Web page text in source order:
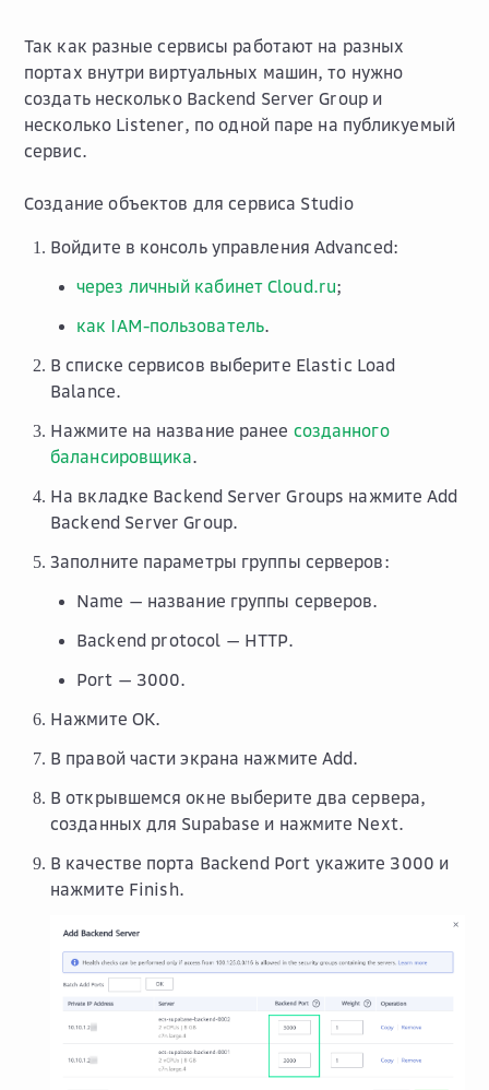
Так как разные сервисы работают на разных
портах внутри виртуальных машин, то нужно
создать несколько Backend Server Group и
несколько Listener, по одной паре на публикуемый
сервис.
Создание объектов для сервиса Studio
Войдите в консоль управления Advanced:
через личный кабинет Cloud.ru;
как IAM-пользователь.
В списке сервисов выберите Elastic Load
Balance.
Нажмите на название ранее созданного
балансировщика.
На вкладке Backend Server Groups нажмитеAdd
Backend Server Group.
Заполните параметры группы серверов:
Name — название группы серверов.
Backend protocol — HTTP.
Port — 3000.
Нажмите OK.
В правой части экрана нажмите Add.
В открывшемся окне выберите два сервера,
созданных для Supabase и нажмите Next.
В качестве порта Backend Port укажите 3000 и
нажмите Finish.